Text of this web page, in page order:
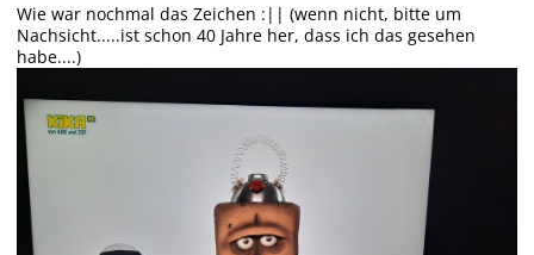
Wie war nochmal das Zeichen :|| (wenn nicht, bitte um
Nachsicht.....ist schon 40 Jahre her, dass ich das gesehen
habe....)